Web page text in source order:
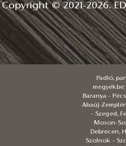
Copyright © 2021-2026.
Padló,
Baranya –
Abaúj-
– Szeged,
Moson-
Debrecen,
Szolnok –